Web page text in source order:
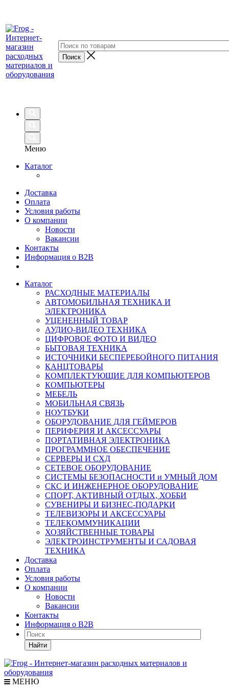
Меню
Каталог
Доставка
Оплата
Условия работы
О компании
Новости
Вакансии
Контакты
Информация о B2B
Каталог
РАСХОДНЫЕ МАТЕРИАЛЫ
АВТОМОБИЛЬНАЯ ТЕХНИКА И
ЭЛЕКТРОНИКА
УЦЕНЕННЫЙ ТОВАР
АУДИО-ВИДЕО ТЕХНИКА
ЦИФРОВОЕ ФОТО И ВИДЕО
БЫТОВАЯ ТЕХНИКА
ИСТОЧНИКИ БЕСПЕРЕБОЙНОГО ПИТАНИЯ
КАНЦТОВАРЫ
КОМПЛЕКТУЮЩИЕ ДЛЯ КОМПЬЮТЕРОВ
КОМПЬЮТЕРЫ
МЕБЕЛЬ
МОБИЛЬНАЯ СВЯЗЬ
НОУТБУКИ
ОБОРУДОВАНИЕ ДЛЯ ГЕЙМЕРОВ
ПЕРИФЕРИЯ И АКСЕССУАРЫ
ПОРТАТИВНАЯ ЭЛЕКТРОНИКА
ПРОГРАММНОЕ ОБЕСПЕЧЕНИЕ
СЕРВЕРЫ И СХД
СЕТЕВОЕ ОБОРУДОВАНИЕ
СИСТЕМЫ БЕЗОПАСНОСТИ и УМНЫЙ ДОМ
СКС И ИНЖЕНЕРНОЕ ОБОРУДОВАНИЕ
СПОРТ, АКТИВНЫЙ ОТДЫХ, ХОББИ
СУВЕНИРЫ И БИЗНЕС-ПОДАРКИ
ТЕЛЕВИЗОРЫ И АКСЕССУАРЫ
ТЕЛЕКОММУНИКАЦИИ
ХОЗЯЙСТВЕННЫЕ ТОВАРЫ
ЭЛЕКТРОИНСТРУМЕНТЫ И САДОВАЯ
ТЕХНИКА
Доставка
Оплата
Условия работы
О компании
Новости
Вакансии
Контакты
Информация о B2B
Найти
МЕНЮ